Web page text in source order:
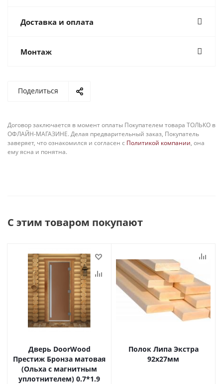
Доставка и оплата
Монтаж
Поделиться
Договор заключается в момент оплаты Покупателем товара ТОЛЬКО в
ОФЛАЙН-МАГАЗИНЕ. Делая предварительный заказ, Покупатель
заверяет, что ознакомился и согласен с Политикой компании, она
ему ясна и понятна.
С этим товаром покупают
Дверь DoorWood
Престиж Бронза матовая
(Ольха с магнитным
уплотнителем) 0.7*1.9
Полок Липа Экстра
92х27мм